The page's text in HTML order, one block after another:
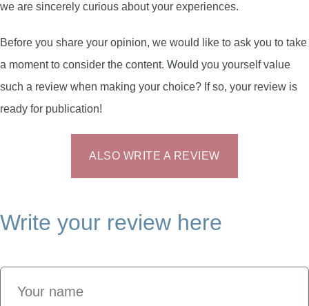
we are sincerely curious about your experiences.
Before you share your opinion, we would like to ask you to take
a moment to consider the content. Would you yourself value
such a review when making your choice? If so, your review is
ready for publication!
ALSO WRITE A REVIEW
Write your review here